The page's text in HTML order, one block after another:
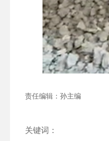
责任编辑：孙主编
关键词：